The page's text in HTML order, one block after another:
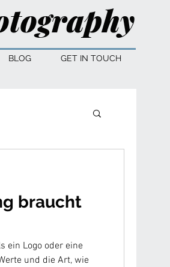
BLOG GET IN TOUCH
braucht
ein Logo oder eine
und die Art, wie